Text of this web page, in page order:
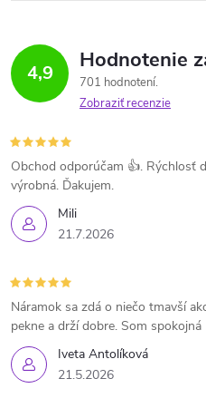
4,9 Hodnotenie
701 hodnotení
Zobraziť recenzie
Mili
21.7.2026
Obchod odporúčam 👍. Rýchlosť
výrobná. Ďakujem.
Iveta Antolíková
21.5.2026
Náramok sa zdá o niečo tmavší
pekne a drží dobre. Som spokojná